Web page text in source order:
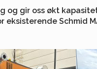
og gir oss økt
Schmid